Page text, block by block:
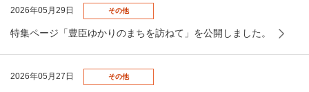
2026年05月29日 その他
特集ページ「豊臣ゆかりのまちを訪ねて」を公開しました。
2026年05月27日 その他